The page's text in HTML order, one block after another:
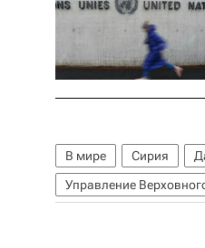
В мире Сирия
Управление